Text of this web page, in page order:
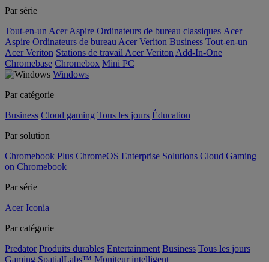
Par série
Tout-en-un Acer Aspire Ordinateurs de bureau classiques Acer
Aspire Ordinateurs de bureau Acer Veriton Business Tout-en-un
Acer Veriton Stations de travail Acer Veriton Add-In-One
Chromebase Chromebox Mini PC
Windows
Par catégorie
Business Cloud gaming Tous les jours Éducation
Par solution
Chromebook Plus ChromeOS Enterprise Solutions Cloud Gaming
on Chromebook
Par série
Acer Iconia
Par catégorie
Predator Produits durables Entertainment Business Tous les jours
Gaming SpatialLabs™ Moniteur intelligent